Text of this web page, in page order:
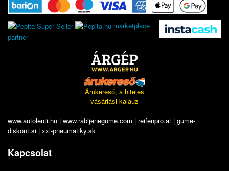
marketplace
partner
Árukereső, a hiteles
vásárlási kalauz
www.autolenti.hu | www.rabljenegume.com | reifenpro.at | gume-
diskont.si | xxl-pneumatiky.sk
Kapcsolat